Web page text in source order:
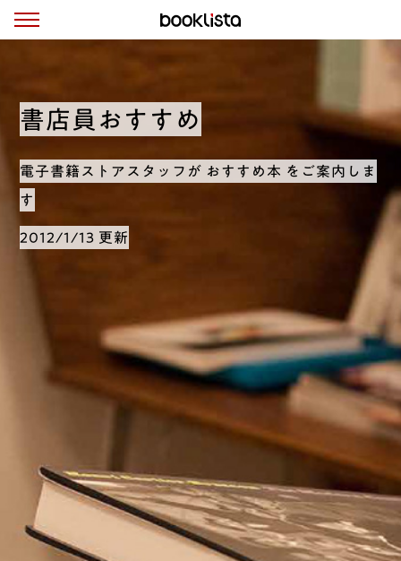
書店員おすすめ
電子書籍ストアスタッフが おすすめ本 をご案内しま
す
2012/1/13 更新